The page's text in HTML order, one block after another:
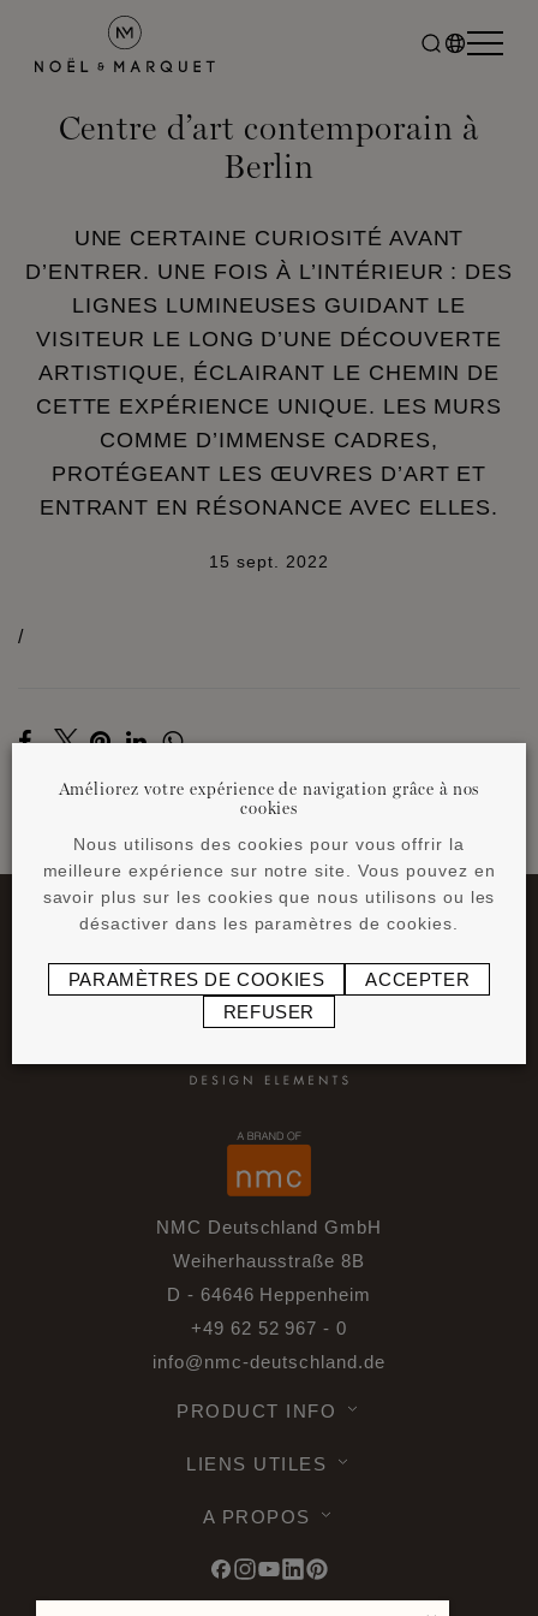
Centre d’art contemporain à
Berlin
UNE CERTAINE CURIOSITÉ AVANT
D’ENTRER. UNE FOIS À L’INTÉRIEUR : DES
LIGNES LUMINEUSES GUIDANT LE
VISITEUR LE LONG D’UNE DÉCOUVERTE
ARTISTIQUE, ÉCLAIRANT LE CHEMIN DE
CETTE EXPÉRIENCE UNIQUE. LES MURS
COMME D’IMMENSE CADRES,
PROTÉGEANT LES ŒUVRES D’ART ET
ENTRANT EN RÉSONANCE AVEC ELLES.
15 sept. 2022
/
RETOUR AUX NEWS
NMC Deutschland GmbH
Weiherhausstraße 8B
D - 64646 Heppenheim
+49 62 52 967 - 0
info@nmc-deutschland.de
PRODUCT INFO
LIENS UTILES
A PROPOS
Améliorez votre expérience de navigation grâce à nos
cookies
Nous utilisons des cookies pour vous offrir la
meilleure expérience sur notre site. Vous pouvez en
savoir plus sur les cookies que nous utilisons ou les
désactiver dans les paramètres de cookies.
PARAMÈTRES DE COOKIES
ACCEPTER
REFUSER